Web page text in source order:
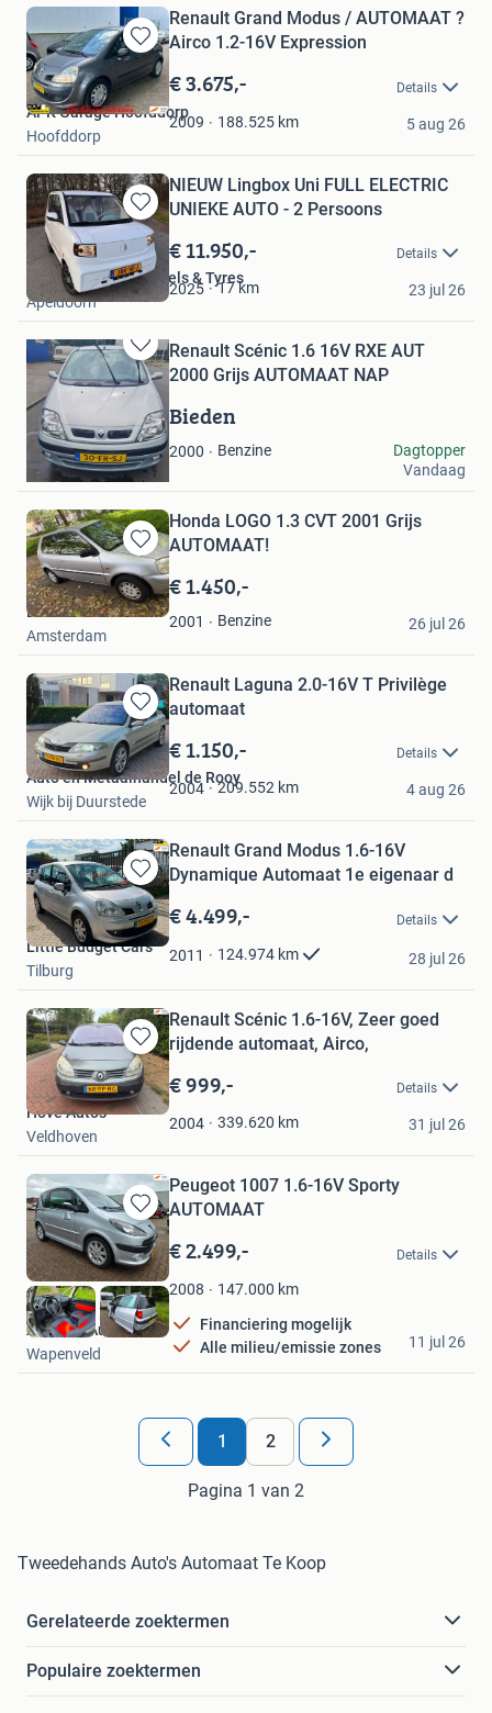
Bewaren
in
Mijn
Favorieten
Renault Grand Modus / AUTOMAAT ?
Airco 1.2-16V Expression
€ 3.675,- Details
2009 188.525 km
APK Garage Hoofddorp
Hoofddorp
5 aug 26
Bewaren
in
Mijn
Favorieten
NIEUW Lingbox Uni FULL ELECTRIC
UNIEKE AUTO - 2 Persoons
€ 11.950,- Details
2025 17km
AKTO Exclusief Wheels & Tyres
Apeldoorn
23 jul 26
Bewaren
in
Favorieten
Renault Scénic 1.6 16V RXE AUT
2000 Grijs AUTOMAAT NAP
Bieden
2000 Benzine
Mark
Utrecht
Dagtopper
Vandaag
Bewaren
in
Mijn
Favorieten
Honda LOGO 1.3 CVT 2001 Grijs
AUTOMAAT!
€ 1.450,-
2001 Benzine
Lorraine
Amsterdam
26 jul 26
Bewaren
in
Mijn
Favorieten
Renault Laguna 2.0-16V T Privilège
automaat
€ 1.150,- Details
2004 209.552 km
Auto en Metaalhandel de Rooy
Wijk bij Duurstede
4 aug 26
Bewaren
in
Mijn
Favorieten
Renault Grand Modus 1.6-16V
Dynamique Automaat 1e eigenaar d
€ 4.499,- Details
2011 124.974 km
Little Budget Cars
Tilburg
28 jul 26
Bewaren
in
Mijn
Favorieten
Renault Scénic 1.6-16V, Zeer goed
rijdende automaat, Airco,
€ 999,- Details
2004 339.620 km
Hove Auto's
Veldhoven
31 jul 26
Bewaren
in
Mijn
Favorieten
Peugeot 1007 1.6-16V Sporty
AUTOMAAT
€ 2.499,- Details
2008 147.000 km
Financiering mogelijk
Alle milieu/emissie zones
Andreas Auto's B.V.
Wapenveld
11 jul 26
1 2
Pagina 1 van 2
Tweedehands Auto's Automaat Te Koop
Gerelateerde zoektermen
Populaire zoektermen